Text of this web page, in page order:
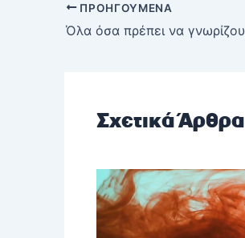
ΠΡΟΗΓΟΎΜΕΝΑ
Σχετικά Άρθρα